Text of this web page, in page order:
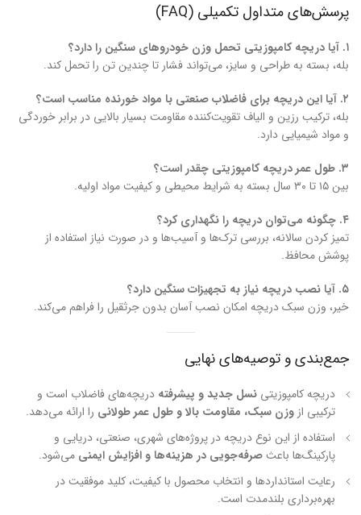
پرسش‌های متداول تکمیلی (FAQ)
۱. آیا دریچه کامپوزیتی تحمل وزن خودروهای سنگین را دارد؟
بله، بسته به طراحی و سایز، می‌تواند فشار تا چندین تن را تحمل کند.
۲. آیا این دریچه برای فاضلاب صنعتی با مواد خورنده مناسب است؟
بله، ترکیب رزین و الیاف تقویت‌کننده مقاومت بسیار بالایی در برابر خوردگی
و مواد شیمیایی دارد.
۳. طول عمر دریچه کامپوزیتی چقدر است؟
بین ۱۵ تا ۳۰ سال بسته به شرایط محیطی و کیفیت مواد اولیه.
۴. چگونه می‌توان دریچه را نگهداری کرد؟
تمیز کردن سالانه، بررسی ترک‌ها و آسیب‌ها و در صورت نیاز استفاده از
پوشش محافظ.
۵. آیا نصب دریچه نیاز به تجهیزات سنگین دارد؟
خیر، وزن سبک دریچه امکان نصب آسان بدون جرثقیل را فراهم می‌کند.
جمع‌بندی و توصیه‌های نهایی
دریچه کامپوزیتی نسل جدید و پیشرفته دریچه‌های فاضلاب است و
ترکیبی از وزن سبک، مقاومت بالا و طول عمر طولانی را ارائه می‌دهد.
استفاده از این نوع دریچه در پروژه‌های شهری، صنعتی، دریایی و
پارکینگ‌ها باعثصرفه‌جویی در هزینه‌ها و افزایش ایمنی می‌شود.
رعایت استانداردها و انتخاب محصول با کیفیت، کلید موفقیت در
بهره‌برداری بلندمدت است.